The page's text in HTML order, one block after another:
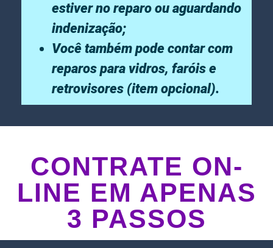
estiver no reparo ou aguardando
indenização;
Você também pode contar com
reparos para vidros, faróis e
retrovisores (item opcional).
CONTRATE ON-
LINE EM APENAS
3 PASSOS